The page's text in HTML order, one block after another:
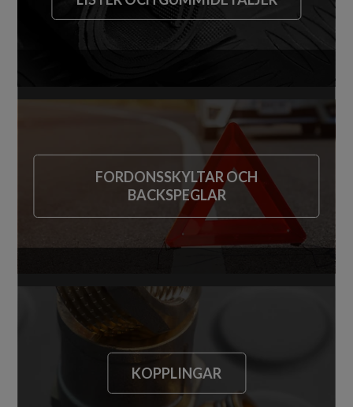
FORDONSSKYLTAR OCH
BACKSPEGLAR
KOPPLINGAR